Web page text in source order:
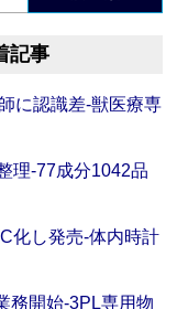
記事
に認識差‐獣医療専
理‐77成分1042品
化し発売‐体内時計
務開始‐3PL専用物